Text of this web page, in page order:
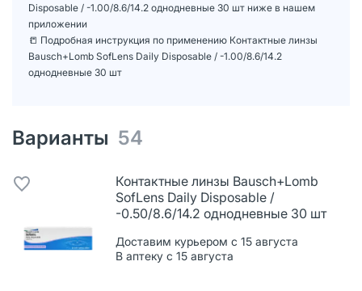
Disposable / -1.00/8.6/14.2 однодневные 30 шт ниже в нашем
приложении
📒 Подробная инструкция по применению Контактные линзы
Bausch+Lomb SofLens Daily Disposable / -1.00/8.6/14.2
однодневные 30 шт
Варианты 54
Контактные линзы Bausch+Lomb
SofLens Daily Disposable /
-0.50/8.6/14.2 однодневные 30 шт
Доставим курьером с 15 августа
В аптеку с 15 августа